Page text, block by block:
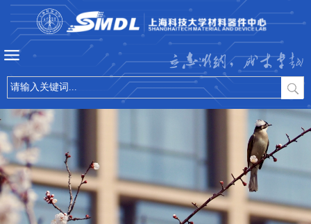
立志微纳，成才卓越